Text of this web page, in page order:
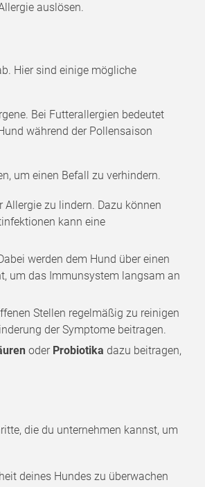
auslösen.
Hier sind einige mögliche
Bei Futterallergien bedeutet
während der Pollensaison
um einen Befall zu verhindern.
zu lindern. Dazu können
kann eine
werden dem Hund über einen
um das Immunsystem langsam an
Stellen regelmäßig zu reinigen
der Symptome beitragen.
oder Probiotika dazu beitragen,
die du unternehmen kannst, um
deines Hundes zu überwachen